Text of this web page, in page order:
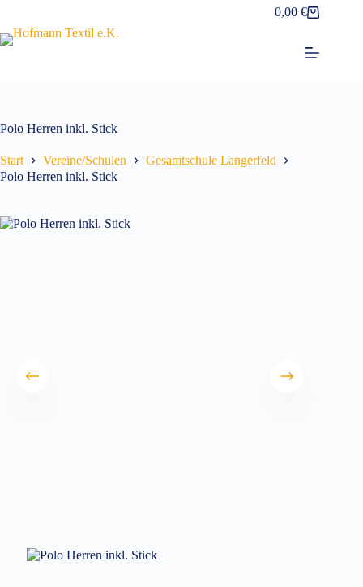
springen
Warenkorb
0,00€
Polo Herren inkl. Stick
Start Vereine/Schulen
Gesamtschule Langerfeld
Polo Herren inkl. Stick